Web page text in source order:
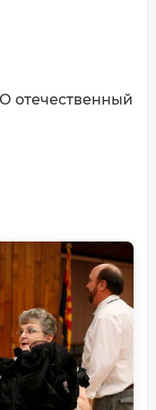
отечественный